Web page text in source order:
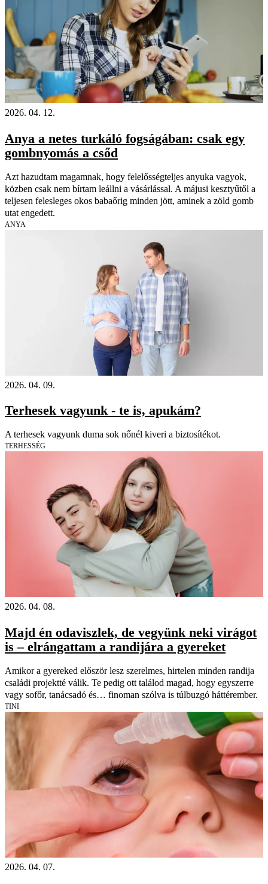
2026. 04. 12.
Anya a netes turkáló fogságában: csak egy
gombnyomás a csőd
Azt hazudtam magamnak, hogy felelősségteljes anyuka vagyok,
közben csak nem bírtam leállni a vásárlással. A májusi kesztyűtől a
teljesen felesleges okos babaőrig minden jött, aminek a zöld gomb
utat engedett.
ANYA
2026. 04. 09.
Terhesek vagyunk - te is, apukám?
A terhesek vagyunk duma sok nőnél kiveri a biztosítékot.
TERHESSÉG
2026. 04. 08.
Majd én odaviszlek, de vegyünk neki virágot
is – elrángattam a randijára a gyereket
Amikor a gyereked először lesz szerelmes, hirtelen minden randija
családi projektté válik. Te pedig ott találod magad, hogy egyszerre
vagy sofőr, tanácsadó és… finoman szólva is túlbuzgó háttérember.
TINI
2026. 04. 07.